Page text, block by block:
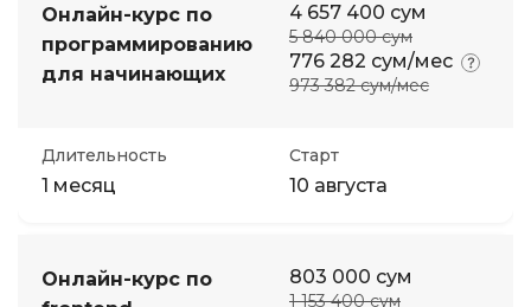
Онлайн-курс по
программированию
для начинающих
4 657 400 сум
5 840 000 сум
776 282 сум/мес
973 382 сум/мес
Длительность
1 месяц
Старт
10 августа
Онлайн-курс по
803 000 сум
1 153 400 сум